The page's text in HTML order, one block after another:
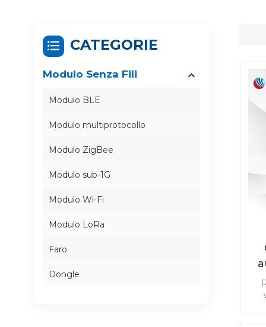
CATEGORIE
Modulo Senza Fili
Modulo BLE
Modulo multiprotocollo
Modulo ZigBee
Modulo sub-1G
Modulo Wi-Fi
Modulo LoRa
Faro
Dongle